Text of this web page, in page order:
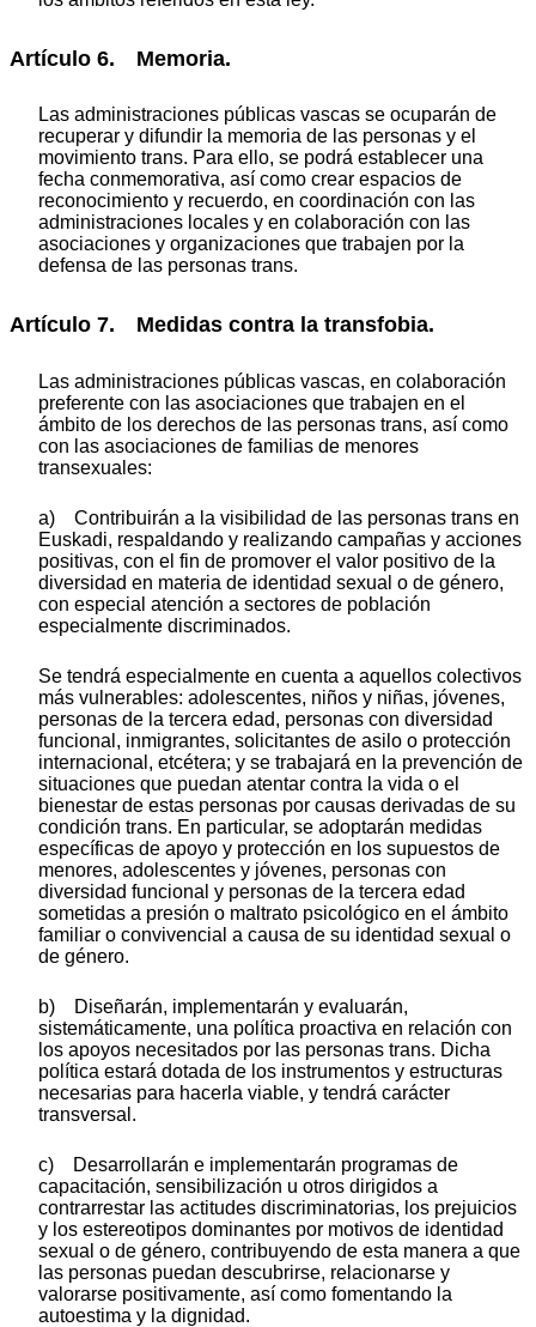
Artículo 6. Memoria.
Las administraciones públicas vascas se ocuparán de
recuperar y difundir la memoria de las personas y el
movimiento trans. Para ello, se podrá establecer una
fecha conmemorativa, así como crear espacios de
reconocimiento y recuerdo, en coordinación con las
administraciones locales y en colaboración con las
asociaciones y organizaciones que trabajen por la
defensa de las personas trans.
Artículo 7. Medidas contra la transfobia.
Las administraciones públicas vascas, en colaboración
preferente con las asociaciones que trabajen en el
ámbito de los derechos de las personas trans, así como
con las asociaciones de familias de menores
transexuales:
a) Contribuirán a la visibilidad de las personas trans en
Euskadi, respaldando y realizando campañas y acciones
positivas, con el fin de promover el valor positivo de la
diversidad en materia de identidad sexual o de género,
con especial atención a sectores de población
especialmente discriminados.
Se tendrá especialmente en cuenta a aquellos colectivos
más vulnerables: adolescentes, niños y niñas, jóvenes,
personas de la tercera edad, personas con diversidad
funcional, inmigrantes, solicitantes de asilo o protección
internacional, etcétera; y se trabajará en la prevención de
situaciones que puedan atentar contra la vida o el
bienestar de estas personas por causas derivadas de su
condición trans. En particular, se adoptarán medidas
específicas de apoyo y protección en los supuestos de
menores, adolescentes y jóvenes, personas con
diversidad funcional y personas de la tercera edad
sometidas a presión o maltrato psicológico en el ámbito
familiar o convivencial a causa de su identidad sexual o
de género.
b) Diseñarán, implementarán y evaluarán,
sistemáticamente, una política proactiva en relación con
los apoyos necesitados por las personas trans. Dicha
política estará dotada de los instrumentos y estructuras
necesarias para hacerla viable, y tendrá carácter
transversal.
c) Desarrollarán e implementarán programas de
capacitación, sensibilización u otros dirigidos a
contrarrestar las actitudes discriminatorias, los prejuicios
y los estereotipos dominantes por motivos de identidad
sexual o de género, contribuyendo de esta manera a que
las personas puedan descubrirse, relacionarse y
valorarse positivamente, así como fomentando la
autoestima y la dignidad.